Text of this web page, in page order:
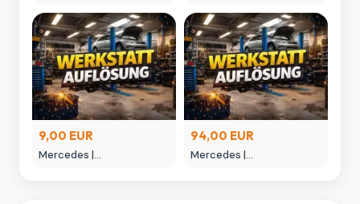
9,00 EUR
Mercedes |
94,00 EUR
Mercedes |